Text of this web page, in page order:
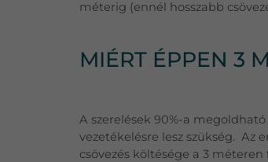
méterig (ennél hosszabb
MIÉRT ÉPPEN 3
A szerelések 90%-a
vezetékelésre lesz szükség. Az
csövezés költésége a 3 méteren